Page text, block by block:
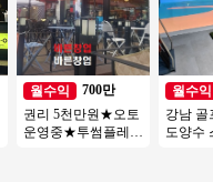
월수익
700만
권리 5천만원★오토
운영중★투썸플레이
월수익
강남 골
도양수